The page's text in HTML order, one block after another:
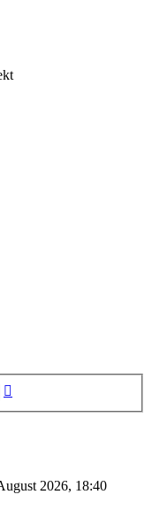
2026, 18:40